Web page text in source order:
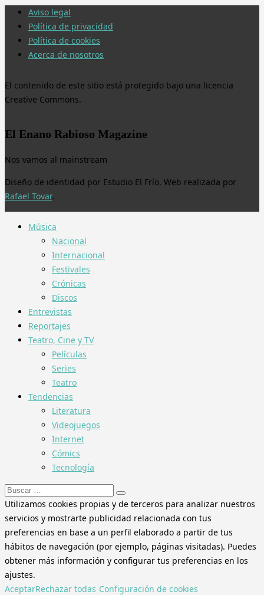
Aviso legal
Política de privacidad
Política de cookies
Acerca de nosotros
El contenido de este sitio está protegido bajo una licencia
Creative Commons.
El Enano Rabioso Magazine
Nos vamos al mainstream
Diseño de identidad por Estudio El Frío. Web realizada por
Rafael Tovar.
Música
Nacional
Internacional
Festivales
Crónicas
Discos
Entrevistas
Reportajes
Teatro, Cine y TV
Películas
Series
Teatro
Tendencias
Literatura
Videojuegos
Internet
Cómics
Tecnología
Buscar:
Utilizamos cookies propias y de terceros para analizar nuestros
servicios y mostrarte publicidad relacionada con tus
preferencias en base a un perfil elaborado a partir de tus
hábitos de navegación (por ejemplo, páginas visitadas). Puedes
obtener más información y configurar tus preferencias en los
ajustes.
AceptarRechazar todas Configuración de cookies